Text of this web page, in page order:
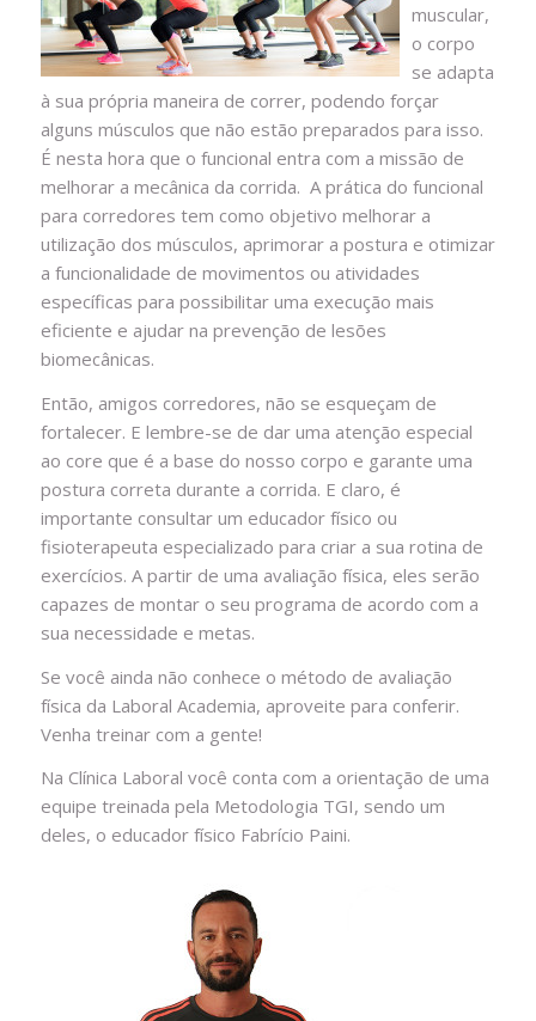
muscular,
o corpo
se adapta
à sua própria maneira de correr, podendo forçar
alguns músculos que não estão preparados para isso.
É nesta hora que o funcional entra com a missão de
melhorar a mecânica da corrida. A prática do funcional
para corredores tem como objetivo melhorar a
utilização dos músculos, aprimorar a postura e otimizar
a funcionalidade de movimentos ou atividades
específicas para possibilitar uma execução mais
eficiente e ajudar na prevenção de lesões
biomecânicas.
Então, amigos corredores, não se esqueçam de
fortalecer. E lembre-se de dar uma atenção especial
ao core que é a base do nosso corpo e garante uma
postura correta durante a corrida. E claro, é
importante consultar um educador físico ou
fisioterapeuta especializado para criar a sua rotina de
exercícios. A partir de uma avaliação física, eles serão
capazes de montar o seu programa de acordo com a
sua necessidade e metas.
Se você ainda não conhece o método de avaliação
física da Laboral Academia, aproveite para conferir.
Venha treinar com a gente!
Na Clínica Laboral você conta com a orientação de uma
equipe treinada pela Metodologia TGI, sendo um
deles, o educador físico Fabrício Paini.